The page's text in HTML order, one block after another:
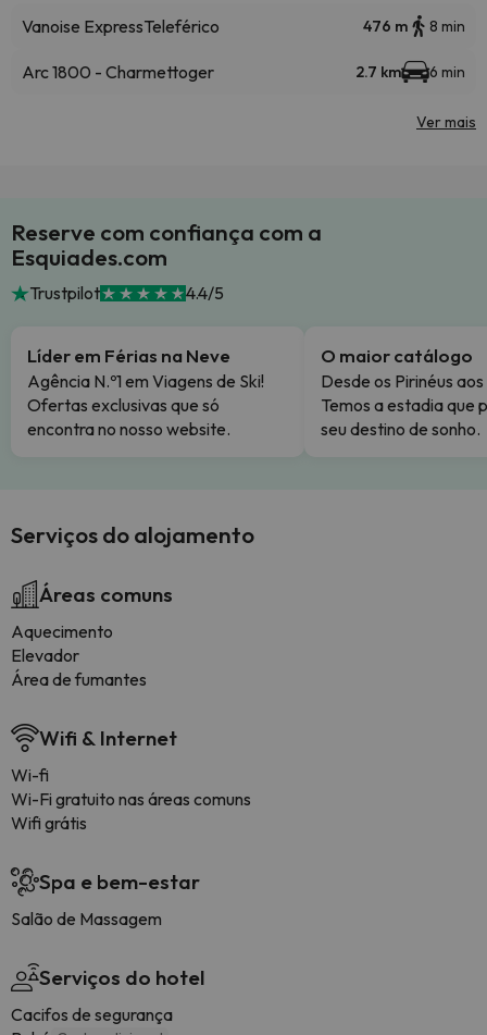
Vanoise ExpressTeleférico 476 m 8 min
Arc 1800 - Charmettoger 2.7 km 6 min
Ver mais
Reserve com confiança com a
Esquiades.com
Trustpilot 4.4/5
Líder em Férias na Neve
Agência N.º1 em Viagens de Ski!
Ofertas exclusivas que só
encontra no nosso website.
O maior catálogo
Desde os Pirinéus
Temos a estadia que
seu destino de sonho.
Serviços do alojamento
Áreas comuns
Aquecimento
Elevador
Área de fumantes
Wifi & Internet
Wi-fi
Wi-Fi gratuito nas áreas comuns
Wifi grátis
Spa e bem-estar
Salão de Massagem
Serviços do hotel
Cacifos de segurança